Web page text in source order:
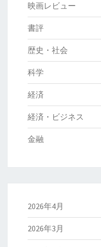
映画レビュー
書評
歴史・社会
科学
経済
経済・ビジネス
金融
2026年4月
2026年3月